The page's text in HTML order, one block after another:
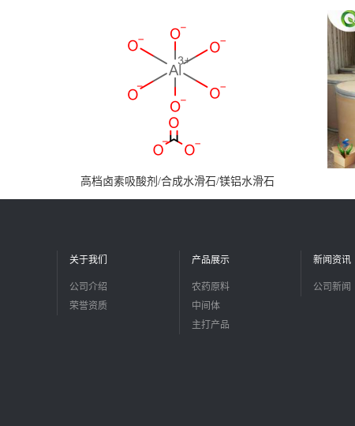
高档卤素吸酸剂/合成水滑石/镁铝水滑石
关于我们
公司介绍
荣誉资质
产品展示
农药原料
中间体
主打产品
新闻资讯
公司新闻